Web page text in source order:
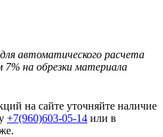
автоматического расчета
7% на обрезки материала
на сайте уточняйте наличие
+7(960)603-05-14 или в